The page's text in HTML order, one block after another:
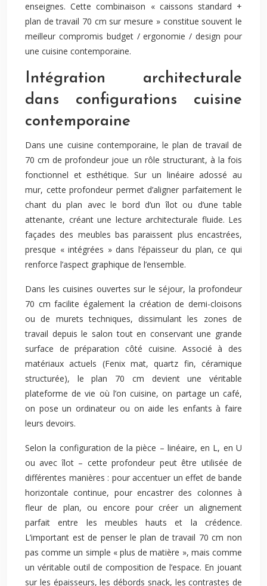
enseignes. Cette combinaison « caissons standard +
plan de travail 70 cm sur mesure » constitue souvent le
meilleur compromis budget / ergonomie / design pour
une cuisine contemporaine.
Intégration architecturale
dans configurations cuisine
contemporaine
Dans une cuisine contemporaine, le plan de travail de
70 cm de profondeur joue un rôle structurant, à la fois
fonctionnel et esthétique. Sur un linéaire adossé au
mur, cette profondeur permet d’aligner parfaitement le
chant du plan avec le bord d’un îlot ou d’une table
attenante, créant une lecture architecturale fluide. Les
façades des meubles bas paraissent plus encastrées,
presque « intégrées » dans l’épaisseur du plan, ce qui
renforce l’aspect graphique de l’ensemble.
Dans les cuisines ouvertes sur le séjour, la profondeur
70 cm facilite également la création de demi-cloisons
ou de murets techniques, dissimulant les zones de
travail depuis le salon tout en conservant une grande
surface de préparation côté cuisine. Associé à des
matériaux actuels (Fenix mat, quartz fin, céramique
structurée), le plan 70 cm devient une véritable
plateforme de vie où l’on cuisine, on partage un café,
on pose un ordinateur ou on aide les enfants à faire
leurs devoirs.
Selon la configuration de la pièce – linéaire, en L, en U
ou avec îlot – cette profondeur peut être utilisée de
différentes manières : pour accentuer un effet de bande
horizontale continue, pour encastrer des colonnes à
fleur de plan, ou encore pour créer un alignement
parfait entre les meubles hauts et la crédence.
L’important est de penser le plan de travail 70 cm non
pas comme un simple « plus de matière », mais comme
un véritable outil de composition de l’espace. En jouant
sur les épaisseurs, les débords snack, les contrastes de